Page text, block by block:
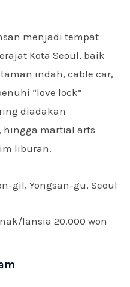
menjadi tempat
Kota Seoul, baik
indah, cable car,
“love lock”
diadakan
hingga martial arts
liburan.
gil, Yongsan-gu, Seoul
lansia 20.000 won